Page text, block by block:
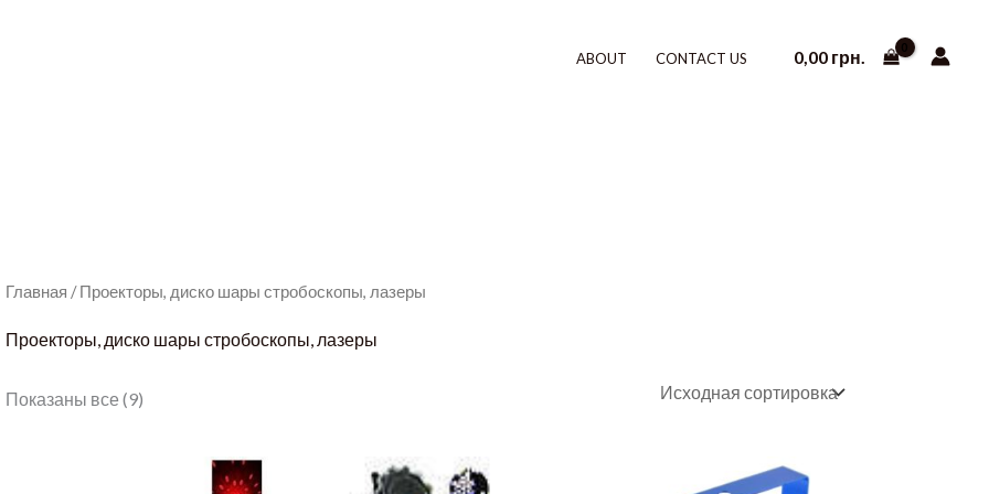
ABOUT CONTACT US 0,00 грн.
Главная / Проекторы, диско шары стробоскопы, лазеры
Проекторы, диско шары стробоскопы, лазеры
Показаны все (9)